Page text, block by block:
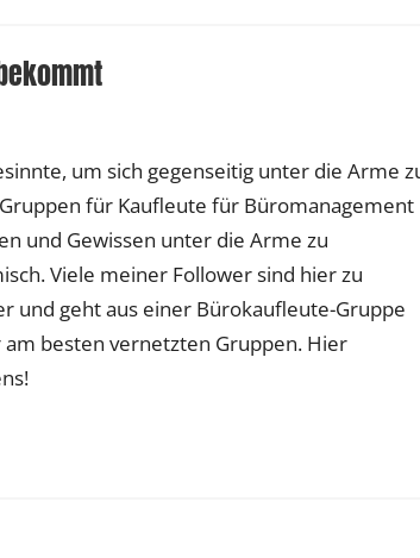
um sich gegenseitig unter die Arme
für Kaufleute für Büromanagement
und Gewissen unter die Arme zu
Viele meiner Follower sind hier zu
und geht aus einer Bürokaufleute-Gruppe
besten vernetzten Gruppen. Hier